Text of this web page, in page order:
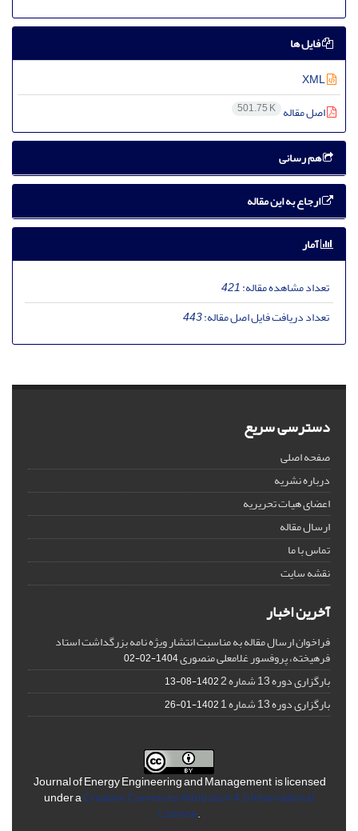
فایل ها
اصل مقاله 501.75 K
هم رسانی
ارجاع به این مقاله
آمار
تعداد مشاهده مقاله:421
تعداد دریافت فایل اصل مقاله:443
دسترسی سریع
صفحه اصلی
درباره نشریه
اعضای هیات تحریریه
ارسال مقاله
تماس با ما
نقشه سایت
آخرین اخبار
فراخوان ارسال مقاله به مناسبت انتشار ویژه نامه بزرگداشت استاد
فرهیخته، پروفسور غلامعلی منصوری1404-02-02
بارگزاری دوره 13 شماره 2 1402-08-13
بارگزاری دوره 13 شماره 1 1402-01-26
Journal of Energy Engineering and Management is licensed
under aCreative Commons Attribution 4.0 International
License.